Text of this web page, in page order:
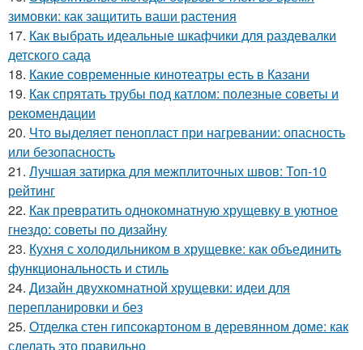
зимовки: как защитить ваши растения
17. Как выбрать идеальные шкафчики для раздевалки
детского сада
18. Какие современные кинотеатры есть в Казани
19. Как спрятать трубы под катлом: полезные советы и
рекомендации
20. Что выделяет пенопласт при нагревании: опасность
или безопасность
21. Лучшая затирка для межплиточных швов: Топ-10
рейтинг
22. Как превратить однокомнатную хрущевку в уютное
гнездо: советы по дизайну
23. Кухня с холодильником в хрущевке: как объединить
функциональность и стиль
24. Дизайн двухкомнатной хрущевки: идеи для
перепланировки и без
25. Отделка стен гипсокартоном в деревянном доме: как
сделать это правильно